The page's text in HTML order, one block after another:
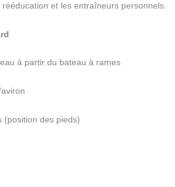
et les entraîneurs personnels.
à partir du bateau à rames
(position des pieds)